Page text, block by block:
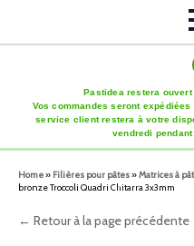
Pastidea restera ouvert
Vos commandes seront
service client restera à votre
vendredi
Home» Filières pour pâtes»Matrices à
bronze Troccoli Quadri Chitarra 3x3mm
← Retour à la page précédente